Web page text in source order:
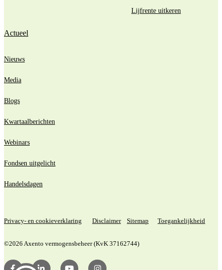
Lijfrente uitkeren
Actueel
Nieuws
Media
Blogs
Kwartaalberichten
Webinars
Fondsen uitgelicht
Handelsdagen
Privacy- en cookieverklaring Disclaimer Sitemap Toegankelijkheid
©2026 Axento vermogensbeheer (KvK 37162744)